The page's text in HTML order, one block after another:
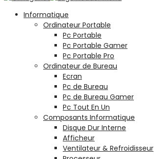
Informatique
Ordinateur Portable
Pc Portable
Pc Portable Gamer
Pc Portable Pro
Ordinateur de Bureau
Ecran
Pc de Bureau
Pc de Bureau Gamer
Pc Tout En Un
Composants Informatique
Disque Dur Interne
Afficheur
Ventilateur & Refroidisseur